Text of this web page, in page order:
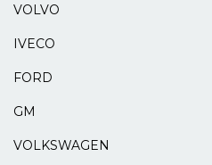
VOLVO
IVECO
FORD
GM
VOLKSWAGEN